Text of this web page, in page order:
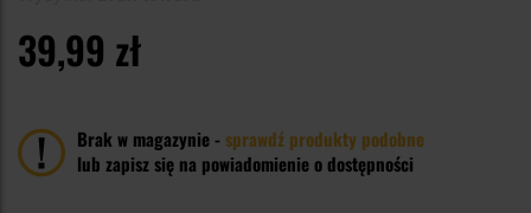
39,99 zł
Brak w magazynie -sprawdź produkty podobne
lub zapisz się na powiadomienie o dostępności